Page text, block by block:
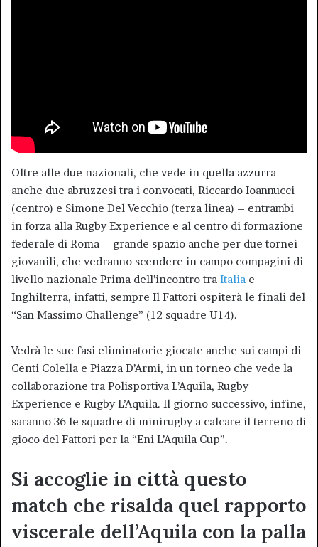
Oltre alle due nazionali, che vede in quella azzurra
anche due abruzzesi tra i convocati, Riccardo Ioannucci
(centro) e Simone Del Vecchio (terza linea) – entrambi
in forza alla Rugby Experience e al centro di formazione
federale di Roma – grande spazio anche per due tornei
giovanili, che vedranno scendere in campo compagini di
livello nazionale Prima dell’incontro tra Italia e
Inghilterra, infatti, sempre Il Fattori ospiterà le finali del
“San Massimo Challenge” (12 squadre U14).
Vedrà le sue fasi eliminatorie giocate anche sui campi di
Centi Colella e Piazza D’Armi, in un torneo che vede la
collaborazione tra Polisportiva L’Aquila, Rugby
Experience e Rugby L’Aquila. Il giorno successivo, infine,
saranno 36 le squadre di minirugby a calcare il terreno di
gioco del Fattori per la “Eni L’Aquila Cup”.
Si accoglie in città questo
match che risalda quel rapporto
viscerale dell’Aquila con la palla